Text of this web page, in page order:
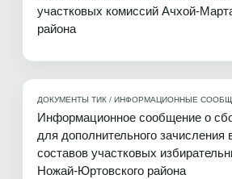
участковых комиссий Ачхой-
района
ДОКУМЕНТЫ ТИК / ИНФОРМАЦИОННЫЕ
Информационное сообщение о
для дополнительного зачисления
составов участковых
Ножай-Юртовского района